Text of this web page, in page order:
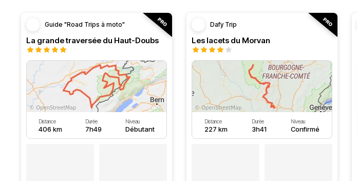
Guide "Road Trips à moto"
La grande traversée du Haut-Doubs
Distance
406 km
Durée
7h49
Niveau
Débutant
Dafy Trip
Les lacets du Morvan
Distance
227 km
Durée
3h41
Niveau
Confirmé